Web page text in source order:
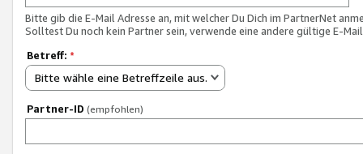
Bitte gib die E-Mail Adresse an, mit welcher Du Dich im PartnerNet
Solltest Du noch kein Partner sein, verwende eine andere gültige E-
Betreff: *
Bitte wähle eine Betreffzeile aus.
Partner-ID (empfohlen)